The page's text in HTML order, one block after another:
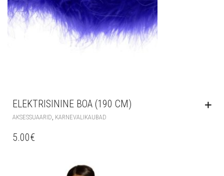
ELEKTRISININE BOA (190 CM)
AKSESSUAARID KARNEVALIKAUBAD
5.00€